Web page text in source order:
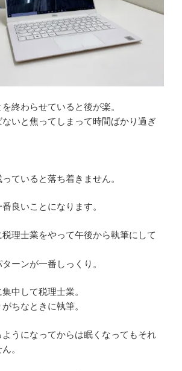
終わらせていると後が楽。
いと焦ってしまって時間ばかり過ぎ
ていると落ち着きません。
良いことになります。
理士業をやって午後から執筆にして
ーンが一番しっくり。
中して税理士業。
ちなときに執筆。
うになってからは眠くなってもそれ
。